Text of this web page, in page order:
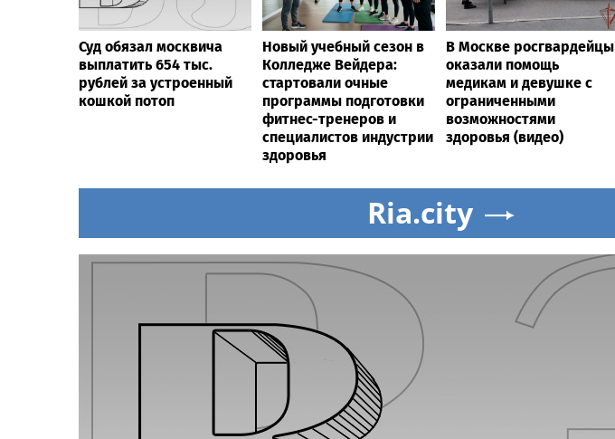
Суд обязал москвича
выплатить 654 тыс.
рублей за устроенный
кошкой потоп
Новый учебный сезон в
Колледже Вейдера:
стартовали очные
программы подготовки
фитнес-тренеров и
специалистов индустрии
здоровья
В Москве росгвардейцы
оказали помощь
медикам и девушке с
ограниченными
возможностями
здоровья (видео)
Ria.city